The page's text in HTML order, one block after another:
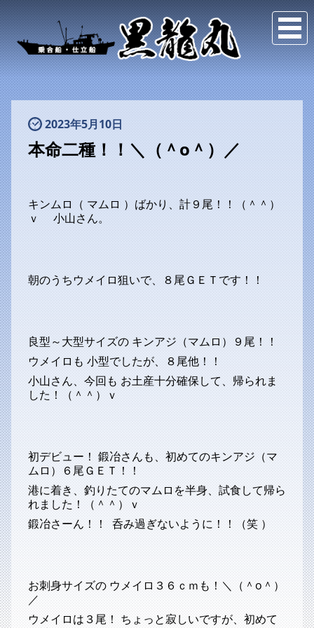
2023年5月10日
本命二種！！＼（＾o＾）／
キンムロ（ マムロ ）ばかり、計９尾！！（＾＾）
ｖ 小山さん。
朝のうちウメイロ狙いで、８尾ＧＥＴです！！
良型～大型サイズの キンアジ（マムロ）９尾！！
ウメイロも 小型でしたが、８尾他！！
小山さん、今回も お土産十分確保して、帰られま
した！（＾＾）ｖ
初デビュー！ 鍛冶さんも、初めてのキンアジ（マ
ムロ）６尾ＧＥＴ！！
港に着き、釣りたてのマムロを半身、試食して帰ら
れました！（＾＾）ｖ
鍛冶さーん！！ 呑み過ぎないように！！（笑 ）
お刺身サイズの ウメイロ３６ｃｍも！＼（＾o＾）
／
ウメイロは３尾！ ちょっと寂しいですが、初めて